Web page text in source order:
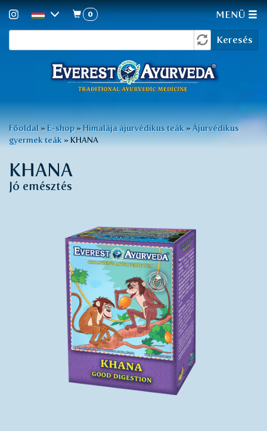
űrlap
Keresés
0 MENÜ
Jelenlegi
hely
Főoldal » E-shop » Himalája ájurvédikus teák » Ájurvédikus
gyermek teák »KHANA
KHANA
Jó emésztés